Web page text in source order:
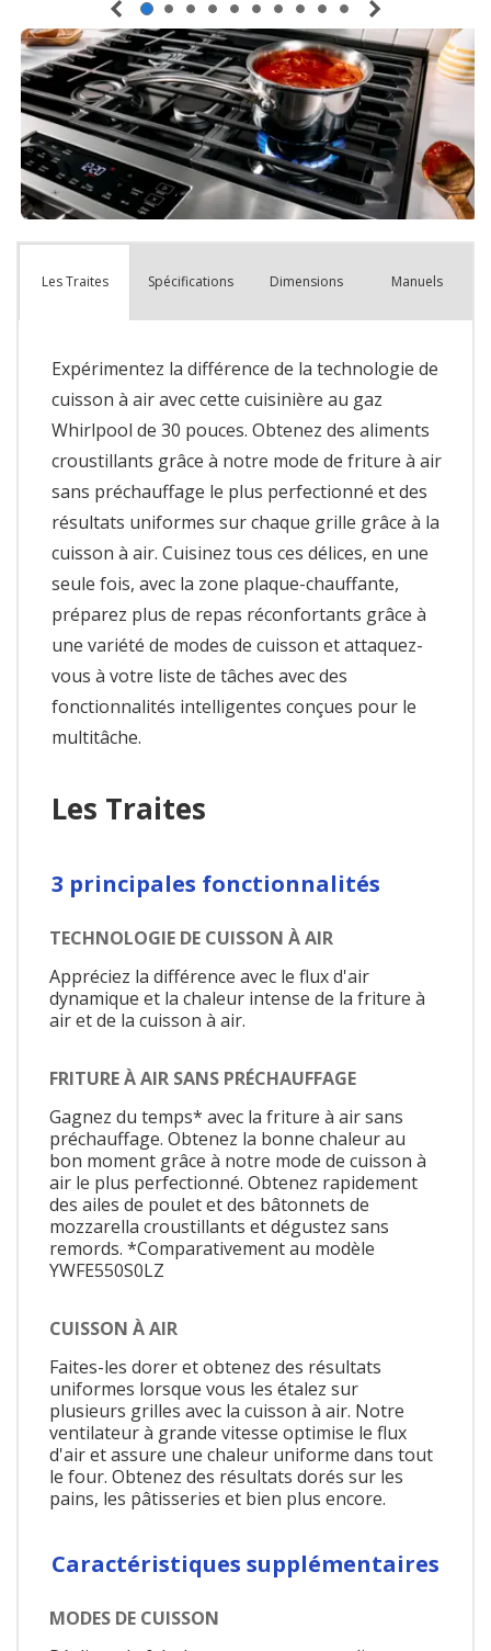
Les Traites Spécifications Dimensions Manuels
Expérimentez la différence de la technologie de
cuisson à air avec cette cuisinière au gaz
Whirlpool de 30 pouces. Obtenez des aliments
croustillants grâce à notre mode de friture à air
sans préchauffage le plus perfectionné et des
résultats uniformes sur chaque grille grâce à la
cuisson à air. Cuisinez tous ces délices, en une
seule fois, avec la zone plaque-chauffante,
préparez plus de repas réconfortants grâce à
une variété de modes de cuisson et attaquez-
vous à votre liste de tâches avec des
fonctionnalités intelligentes conçues pour le
multitâche.
Les Traites
3 principales fonctionnalités
TECHNOLOGIE DE CUISSON À AIR
Appréciez la différence avec le flux d'air
dynamique et la chaleur intense de la friture à
air et de la cuisson à air.
FRITURE À AIR SANS PRÉCHAUFFAGE
Gagnez du temps* avec la friture à air sans
préchauffage. Obtenez la bonne chaleur au
bon moment grâce à notre mode de cuisson à
air le plus perfectionné. Obtenez rapidement
des ailes de poulet et des bâtonnets de
mozzarella croustillants et dégustez sans
remords. *Comparativement au modèle
YWFE550S0LZ
CUISSON À AIR
Faites-les dorer et obtenez des résultats
uniformes lorsque vous les étalez sur
plusieurs grilles avec la cuisson à air. Notre
ventilateur à grande vitesse optimise le flux
d'air et assure une chaleur uniforme dans tout
le four. Obtenez des résultats dorés sur les
pains, les pâtisseries et bien plus encore.
Caractéristiques supplémentaires
MODES DE CUISSON